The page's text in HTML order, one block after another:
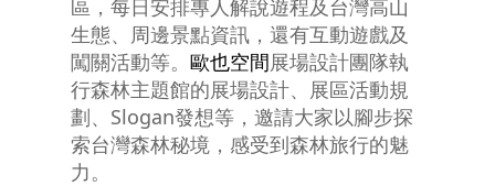
區，每日安排專人解說遊程及台灣高山
生態、周邊景點資訊，還有互動遊戲及
闖關活動等。 歐也空間展場設計團隊執
行森林主題館的展場設計、展區活動規
劃、Slogan發想等，邀請大家以腳步探
索台灣森林秘境，感受到森林旅行的魅
力。